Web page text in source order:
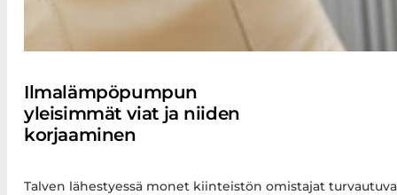
Ilmalämpöpumpun
yleisimmät viat ja niiden
korjaaminen
Talven lähestyessä monet kiinteistön omistajat